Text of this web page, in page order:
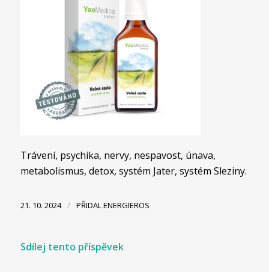
Trávení, psychika, nervy, nespavost, únava,
metabolismus, detox, systém Jater, systém Sleziny.
21. 10. 2024 / PŘIDALENERGIEROS
Sdílej tento příspěvek